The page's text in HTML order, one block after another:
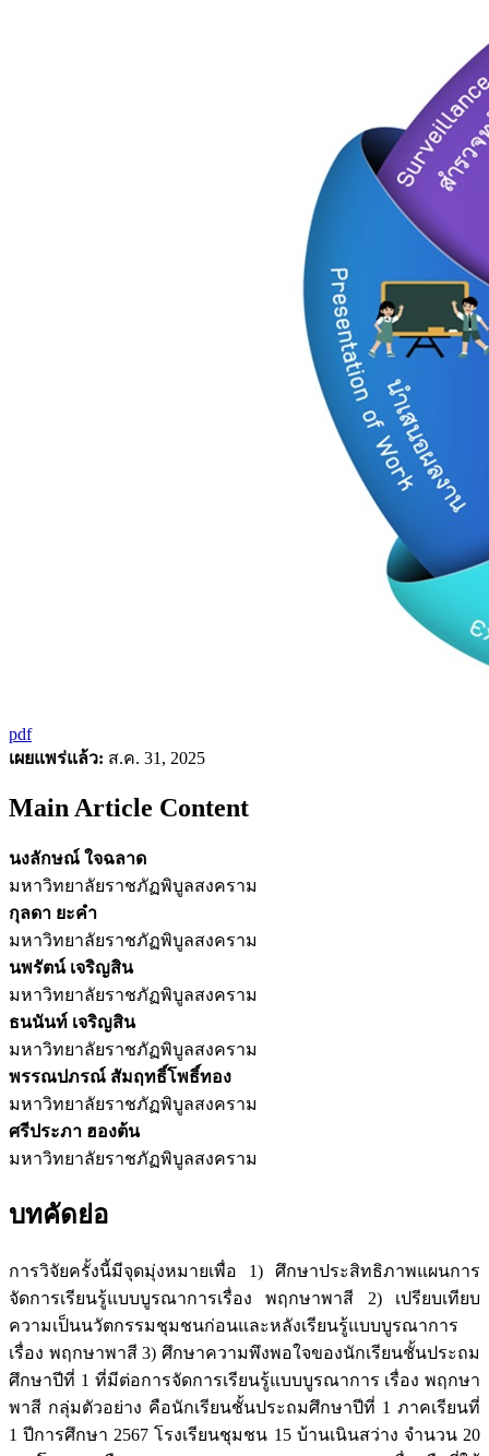
pdf
เผยแพร่แล้ว: ส.ค. 31, 2025
Main Article Content
นงลักษณ์ ใจฉลาด
มหาวิทยาลัยราชภัฏพิบูลสงคราม
กุลดา ยะคำ
มหาวิทยาลัยราชภัฏพิบูลสงคราม
นพรัตน์ เจริญสิน
มหาวิทยาลัยราชภัฏพิบูลสงคราม
ธนนันท์ เจริญสิน
มหาวิทยาลัยราชภัฏพิบูลสงคราม
พรรณปภรณ์ สัมฤทธิ์โพธิ์ทอง
มหาวิทยาลัยราชภัฏพิบูลสงคราม
ศรีประภา ฮองต้น
มหาวิทยาลัยราชภัฏพิบูลสงคราม
บทคัดย่อ
การวิจัยครั้งนี้มีจุดมุ่งหมายเพื่อ 1) ศึกษาประสิทธิภาพแผนการ
จัดการเรียนรู้แบบบูรณาการเรื่อง พฤกษาพาสี 2) เปรียบเทียบ
ความเป็นนวัตกรรมชุมชนก่อนและหลังเรียนรู้แบบบูรณาการ
เรื่อง พฤกษาพาสี 3) ศึกษาความพึงพอใจของนักเรียนชั้นประถม
ศึกษาปีที่ 1 ที่มีต่อการจัดการเรียนรู้แบบบูรณาการ เรื่อง พฤกษา
พาสี กลุ่มตัวอย่าง คือนักเรียนชั้นประถมศึกษาปีที่ 1 ภาคเรียนที่
1 ปีการศึกษา 2567 โรงเรียนชุมชน 15 บ้านเนินสว่าง จำนวน 20